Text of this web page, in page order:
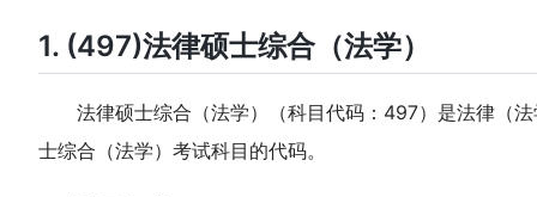
1. (497)法律硕士综合（法学）
法律硕士综合（法学）（科目代码：497）是法律（法
士综合（法学）考试科目的代码。